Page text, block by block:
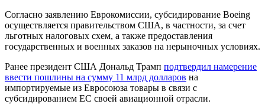
Согласно заявлению Еврокомиссии, субсидирование Boeing
осуществляется правительством США, в частности, за счет
льготных налоговых схем, а также предоставления
государственных и военных заказов на нерыночных условиях.
Ранее президент США Дональд Трамп подтвердил намерение
ввести пошлины на сумму 11 млрд долларов на
импортируемые из Евросоюза товары в связи с
субсидированием ЕС своей авиационной отрасли.